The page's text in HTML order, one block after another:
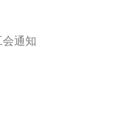
会通知